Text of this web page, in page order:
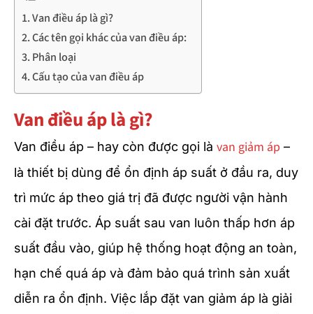
Van điều áp là gì?
Các tên gọi khác của van điều áp:
Phân loại
Cấu tạo của van điều áp
Van điều áp là gì?
Van điều áp – hay còn được gọi là van giảm áp –
là thiết bị dùng để ổn định áp suất ở đầu ra, duy
trì mức áp theo giá trị đã được người vận hành
cài đặt trước. Áp suất sau van luôn thấp hơn áp
suất đầu vào, giúp hệ thống hoạt động an toàn,
hạn chế quá áp và đảm bảo quá trình sản xuất
diễn ra ổn định. Việc lắp đặt van giảm áp là giải